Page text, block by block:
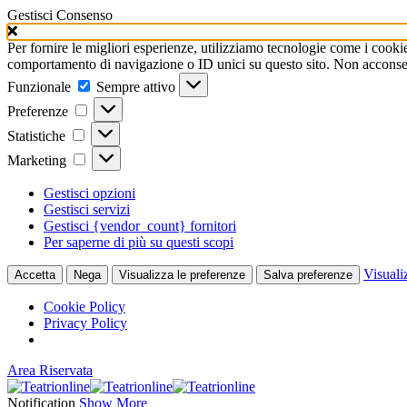
Gestisci Consenso
Per fornire le migliori esperienze, utilizziamo tecnologie come i
comportamento di navigazione o ID unici su questo sito. Non
Funzionale
Funzionale
Sempre attivo
Preferenze
Preferenze
Statistiche Statistiche
Marketing Marketing
Gestisci opzioni
Gestisci servizi
Gestisci {vendor_count} fornitori
Per saperne di più su questi scopi
Accetta Nega Visualizza le preferenze Salva preferenze
Cookie Policy
Privacy Policy
Area Riservata
Notification Show More